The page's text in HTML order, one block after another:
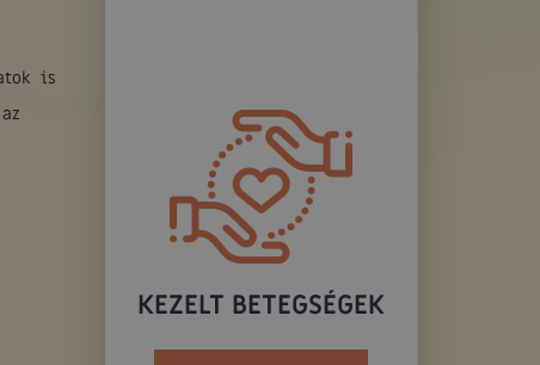
is
KEZELT BETEGSÉGEK